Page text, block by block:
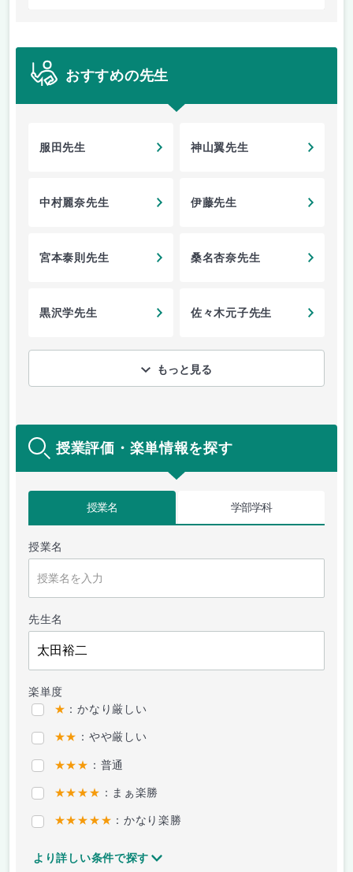
おすすめの先生
服田先生 神山翼先生
中村麗奈先生 伊藤先生
宮本泰則先生 桑名杏奈先生
黒沢学先生 佐々木元子先生
もっと見る
授業評価・楽単情報を探す
授業名 学部学科
授業名
先生名
楽単度
★ ：かなり厳しい
★★ ：やや厳しい
★★★ ：普通
★★★★ ：まぁ楽勝
★★★★★ ：かなり楽勝
より詳しい条件で探す